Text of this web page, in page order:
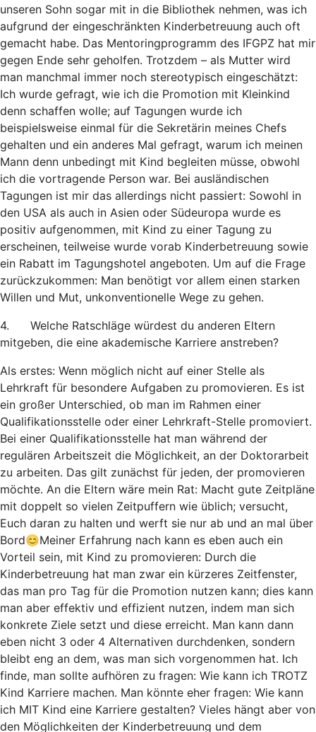
unseren Sohn sogar mit in die Bibliothek nehmen, was ich
aufgrund der eingeschränkten Kinderbetreuung auch oft
gemacht habe. Das Mentoringprogramm des IFGPZ hat mir
gegen Ende sehr geholfen. Trotzdem – als Mutter wird
man manchmal immer noch stereotypisch eingeschätzt:
Ich wurde gefragt, wie ich die Promotion mit Kleinkind
denn schaffen wolle; auf Tagungen wurde ich
beispielsweise einmal für die Sekretärin meines Chefs
gehalten und ein anderes Mal gefragt, warum ich meinen
Mann denn unbedingt mit Kind begleiten müsse, obwohl
ich die vortragende Person war. Bei ausländischen
Tagungen ist mir das allerdings nicht passiert: Sowohl in
den USA als auch in Asien oder Südeuropa wurde es
positiv aufgenommen, mit Kind zu einer Tagung zu
erscheinen, teilweise wurde vorab Kinderbetreuung sowie
ein Rabatt im Tagungshotel angeboten. Um auf die Frage
zurückzukommen: Man benötigt vor allem einen starken
Willen und Mut, unkonventionelle Wege zu gehen.
4. Welche Ratschläge würdest du anderen Eltern
mitgeben, die eine akademische Karriere anstreben?
Als erstes: Wenn möglich nicht auf einer Stelle als
Lehrkraft für besondere Aufgaben zu promovieren. Es ist
ein großer Unterschied, ob man im Rahmen einer
Qualifikationsstelle oder einer Lehrkraft-Stelle promoviert.
Bei einer Qualifikationsstelle hat man während der
regulären Arbeitszeit die Möglichkeit, an der Doktorarbeit
zu arbeiten. Das gilt zunächst für jeden, der promovieren
möchte. An die Eltern wäre mein Rat: Macht gute Zeitpläne
mit doppelt so vielen Zeitpuffern wie üblich; versucht,
Euch daran zu halten und werft sie nur ab und an mal über
Bord😊Meiner Erfahrung nach kann es eben auch ein
Vorteil sein, mit Kind zu promovieren: Durch die
Kinderbetreuung hat man zwar ein kürzeres Zeitfenster,
das man pro Tag für die Promotion nutzen kann; dies kann
man aber effektiv und effizient nutzen, indem man sich
konkrete Ziele setzt und diese erreicht. Man kann dann
eben nicht 3 oder 4 Alternativen durchdenken, sondern
bleibt eng an dem, was man sich vorgenommen hat. Ich
finde, man sollte aufhören zu fragen: Wie kann ich TROTZ
Kind Karriere machen. Man könnte eher fragen: Wie kann
ich MIT Kind eine Karriere gestalten? Vieles hängt aber von
den Möglichkeiten der Kinderbetreuung und dem